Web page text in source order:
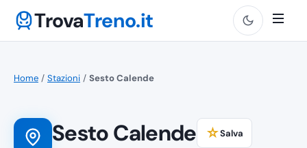
TrovaTreno.it
Home / Stazioni / Sesto Calende
Sesto Calende ☆Salva